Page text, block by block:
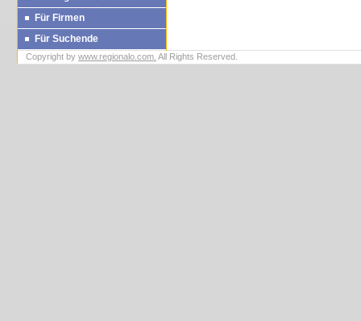
Für Firmen
Für Suchende
Copyright by www.regionalo.com. All Rights Reserved.